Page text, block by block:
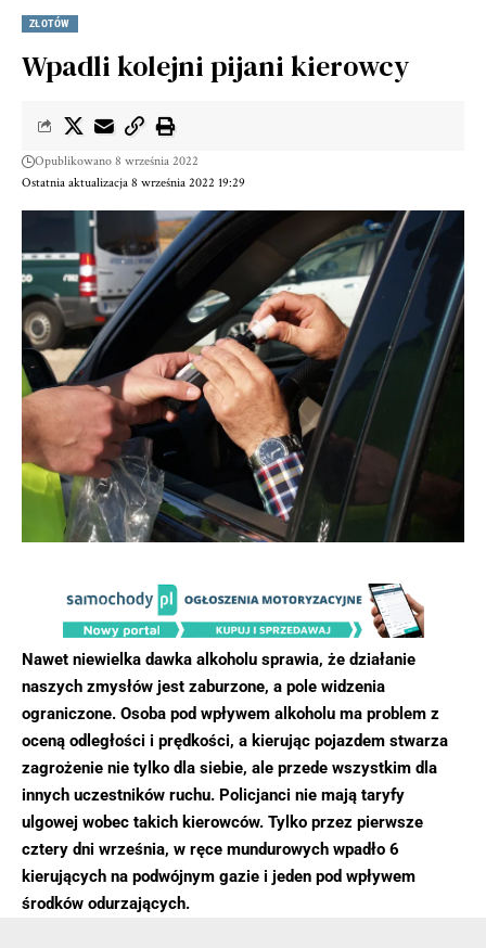
ZŁOTÓW
Wpadli kolejni pijani kierowcy
Ostatnia aktualizacja 8 września 2022 19:29
Opublikowano 8 września 2022
Nawet niewielka dawka alkoholu sprawia, że działanie
naszych zmysłów jest zaburzone, a pole widzenia
ograniczone. Osoba pod wpływem alkoholu ma problem z
oceną odległości i prędkości, a kierując pojazdem stwarza
zagrożenie nie tylko dla siebie, ale przede wszystkim dla
innych uczestników ruchu. Policjanci nie mają taryfy
ulgowej wobec takich kierowców. Tylko przez pierwsze
cztery dni września, w ręce mundurowych wpadło 6
kierujących na podwójnym gazie i jeden pod wpływem
środków odurzających.